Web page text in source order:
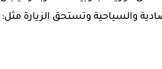
والسياحية وتستحق الزيارة مثل: